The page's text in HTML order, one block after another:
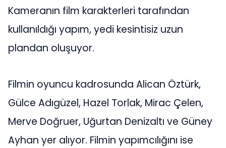
Kameranın film karakterleri tarafından
kullanıldığı yapım, yedi kesintisiz uzun
plandan oluşuyor.
Filmin oyuncu kadrosunda Alican Öztürk,
Gülce Adıgüzel, Hazel Torlak, Mirac Çelen,
Merve Doğruer, Uğurtan Denizaltı ve Güney
Ayhan yer alıyor. Filmin yapımcılığını ise